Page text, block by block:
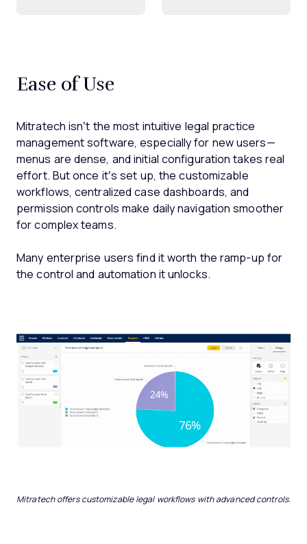
Ease of Use
Mitratech isn’t the most intuitive legal practice
management software, especially for new users—
menus are dense, and initial configuration takes real
effort. But once it’s set up, the customizable
workflows, centralized case dashboards, and
permission controls make daily navigation smoother
for complex teams.
Many enterprise users find it worth the ramp-up for
the control and automation it unlocks.
Mitratech offers customizable legal workflows with advanced controls.